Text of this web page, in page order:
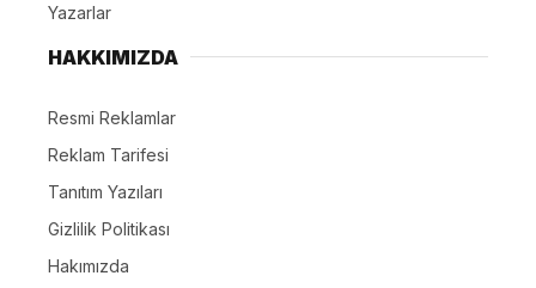
Yazarlar
HAKKIMIZDA
Resmi Reklamlar
Reklam Tarifesi
Tanıtım Yazıları
Gizlilik Politikası
Hakımızda